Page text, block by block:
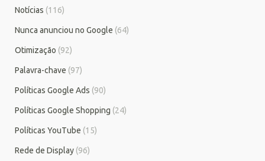
Notícias (116)
Nunca anunciou no Google (64)
Otimização (92)
Palavra-chave (97)
Políticas Google Ads (90)
Políticas Google Shopping (24)
Políticas YouTube (15)
Rede de Display (96)